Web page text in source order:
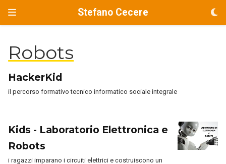
Stefano Cecere
Robots
HackerKid
il percorso formativo tecnico informatico sociale integrale
Kids - Laboratorio Elettronica e
Robots
i ragazzi imparano i circuiti elettrici e costruiscono un